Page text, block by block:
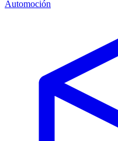
Automoción